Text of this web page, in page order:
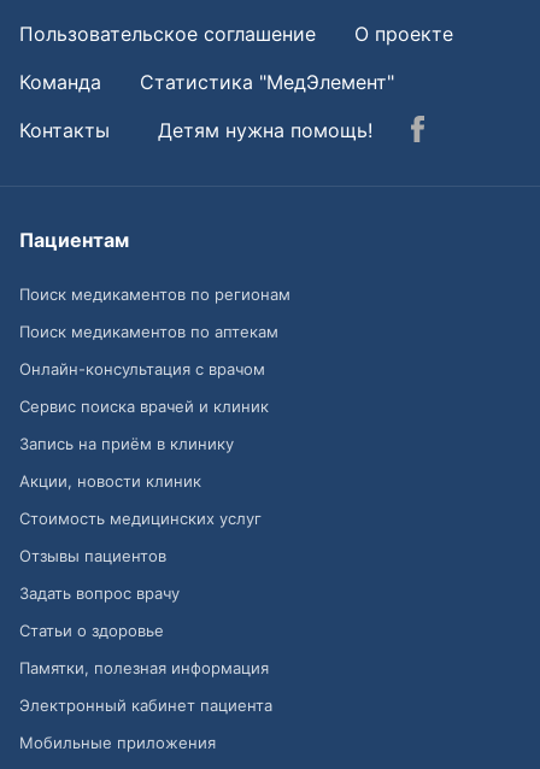
Пользовательское соглашение
О проекте
Команда
Статистика "МедЭлемент"
Контакты
Детям нужна помощь!
Пациентам
Поиск медикаментов по регионам
Поиск медикаментов по аптекам
Онлайн-консультация с врачом
Сервис поиска врачей и клиник
Запись на приём в клинику
Акции, новости клиник
Стоимость медицинских услуг
Отзывы пациентов
Задать вопрос врачу
Статьи о здоровье
Памятки, полезная информация
Электронный кабинет пациента
Мобильные приложения